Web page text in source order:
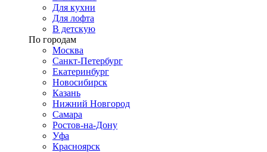
Для кухни
Для лофта
В детскую
По городам
Москва
Санкт-Петербург
Екатеринбург
Новосибирск
Казань
Нижний Новгород
Самара
Ростов-на-Дону
Уфа
Красноярск